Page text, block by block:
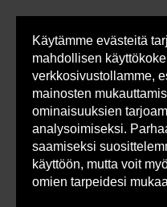
Käytämme evästeitä
mahdollisen
verkkosivustollamme,
mainosten
ominaisuuksien
analysoimiseksi.
saamiseksi
käyttöön, mutta voit
omien tarpeidesi
Olet
tässä:
Armatec > Ajankohtaista
korkein luottoluokitus ja
Alanavigointi